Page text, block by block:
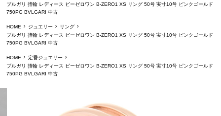
ブルガリ 指輪 レディース ビーゼロワン B-ZERO1 XS リング 50号 実寸10号 ピンクゴールド
750PG BVLGARI 中古
HOME ジュエリー
リング
ブルガリ 指輪 レディース ビーゼロワン B-ZERO1 XS リング 50号 実寸10号 ピンクゴールド
750PG BVLGARI 中古
HOME
定番ジュエリー
ブルガリ 指輪 レディース ビーゼロワン B-ZERO1 XS リング 50号 実寸10号 ピンクゴールド
750PG BVLGARI 中古